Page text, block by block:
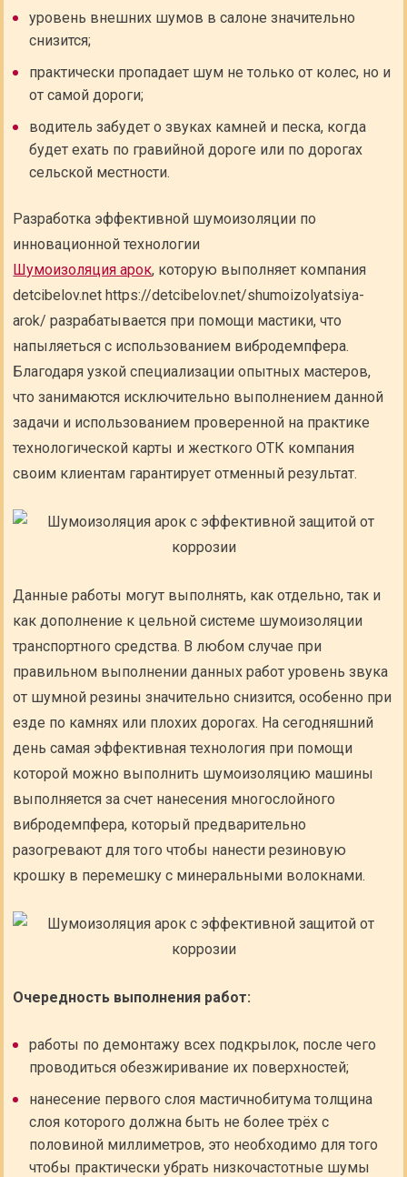
уровень внешних шумов в салоне значительно
снизится;
практически пропадает шум не только от колес, но и
от самой дороги;
водитель забудет о звуках камней и песка, когда
будет ехать по гравийной дороге или по дорогах
сельской местности.
Разработка эффективной шумоизоляции по
инновационной технологии
Шумоизоляция арок, которую выполняет компания
detcibelov.net https://detcibelov.net/shumoizolyatsiya-
arok/ разрабатывается при помощи мастики, что
напыляеться с использованием вибродемпфера.
Благодаря узкой специализации опытных мастеров,
что занимаются исключительно выполнением данной
задачи и использованием проверенной на практике
технологической карты и жесткого ОТК компания
своим клиентам гарантирует отменный результат.
Данные работы могут выполнять, как отдельно, так и
как дополнение к цельной системе шумоизоляции
транспортного средства. В любом случае при
правильном выполнении данных работ уровень звука
от шумной резины значительно снизится, особенно при
езде по камнях или плохих дорогах. На сегодняшний
день самая эффективная технология при помощи
которой можно выполнить шумоизоляцию машины
выполняется за счет нанесения многослойного
вибродемпфера, который предварительно
разогревают для того чтобы нанести резиновую
крошку в перемешку с минеральными волокнами.
Очередность выполнения работ:
работы по демонтажу всех подкрылок, после чего
проводиться обезжиривание их поверхностей;
нанесение первого слоя мастичнобитума толщина
слоя которого должна быть не более трёх с
половиной миллиметров, это необходимо для того
чтобы практически убрать низкочастотные шумы